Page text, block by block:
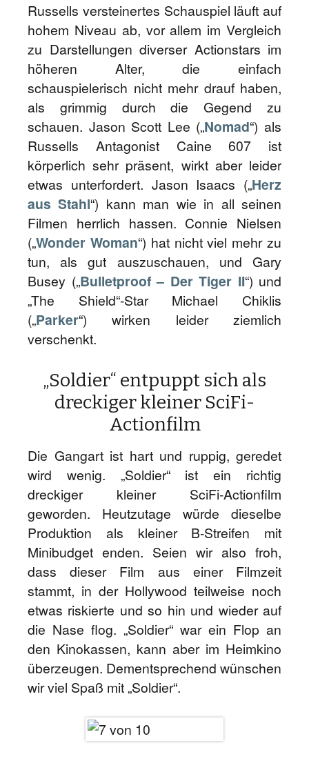
Russells versteinertes Schauspiel läuft auf
hohem Niveau ab, vor allem im Vergleich
zu Darstellungen diverser Actionstars im
höheren Alter, die einfach
schauspielerisch nicht mehr drauf haben,
als grimmig durch die Gegend zu
schauen. Jason Scott Lee („Nomad“) als
Russells Antagonist Caine 607 ist
körperlich sehr präsent, wirkt aber leider
etwas unterfordert. Jason Isaacs („Herz
aus Stahl“) kann man wie in all seinen
Filmen herrlich hassen. Connie Nielsen
(„Wonder Woman“) hat nicht viel mehr zu
tun, als gut auszuschauen, und Gary
Busey („Bulletproof – Der Tiger II“) und
„The Shield“-Star Michael Chiklis
(„Parker“) wirken leider ziemlich
verschenkt.
„Soldier“ entpuppt sich als
dreckiger kleiner SciFi-
Actionfilm
Die Gangart ist hart und ruppig, geredet
wird wenig. „Soldier“ ist ein richtig
dreckiger kleiner SciFi-Actionfilm
geworden. Heutzutage würde dieselbe
Produktion als kleiner B-Streifen mit
Minibudget enden. Seien wir also froh,
dass dieser Film aus einer Filmzeit
stammt, in der Hollywood teilweise noch
etwas riskierte und so hin und wieder auf
die Nase flog. „Soldier“ war ein Flop an
den Kinokassen, kann aber im Heimkino
überzeugen. Dementsprechend wünschen
wir viel Spaß mit „Soldier“.